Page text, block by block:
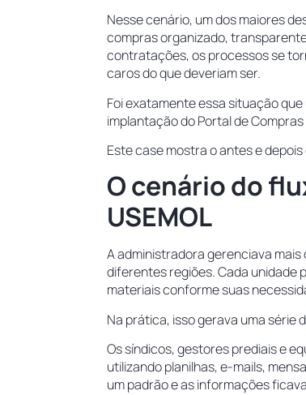
Nesse cenário, um dos maiores
compras organizado,
contratações, os processos se
caros do que deveriam ser.
Foi exatamente essa situação
implantação do Portal de Compras
Este case mostra o antes e
O cenário do
USEMOL
A administradora gerenciava
diferentes regiões. Cada unidade
materiais conforme suas
Na prática, isso gerava uma série
Os síndicos, gestores prediais e
utilizando planilhas, e-mails,
um padrão e as informações